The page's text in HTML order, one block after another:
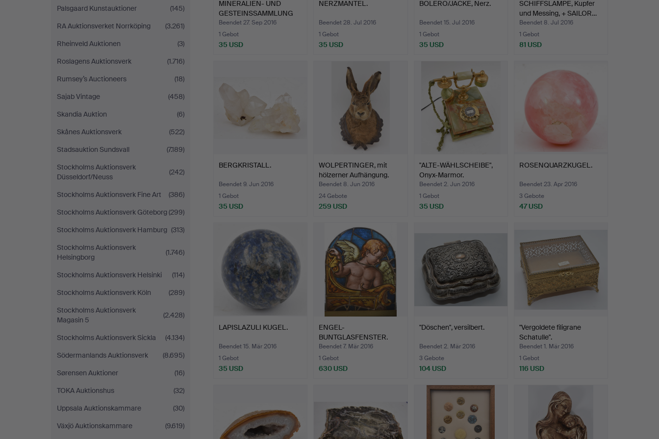
Palsgaard Kunstauktioner
(145)
RA Auktionsverket Norrköping
(3.261)
Rheinveld Auktionen
(3)
Roslagens Auktionsverk
(1.716)
Rumsey’s Auctioneers
(18)
Sajab Vintage
(458)
Skandia Auktion
(6)
Skånes Auktionsverk
(522)
Stadsauktion Sundsvall
(7.189)
Stockholms Auktionsverk
Düsseldorf/Neuss
(242)
Stockholms Auktionsverk Fine Art
(386)
Stockholms Auktionsverk Göteborg(299)
Stockholms Auktionsverk Hamburg (313)
Stockholms Auktionsverk
Helsingborg
(1.746)
Stockholms Auktionsverk Helsinki
(114)
Stockholms Auktionsverk Köln
(289)
Stockholms Auktionsverk
Magasin 5
(2.428)
Stockholms Auktionsverk Sickla
(4.134)
Södermanlands Auktionsverk
(8.695)
Sørensen Auktioner
(16)
TOKA Auktionshus
(32)
Uppsala Auktionskammare
(30)
Växjö Auktionskammare
(9.619)
MINERALIEN- UND
GESTEINSSAMMLUNG
AUF SCHAU…
Beendet 27. Sep 2016
1 Gebot
35 USD
NERZMANTEL.
Beendet 28. Jul 2016
1 Gebot
35 USD
BOLERO/JACKE, Nerz.
Beendet 15. Jul 2016
1 Gebot
35 USD
SCHIFFSLAMPE, Kupfer
und Messing, + SAILOR…
Beendet 8. Jul 2016
1 Gebot
81 USD
BERGKRISTALL.
Beendet 9. Jun 2016
1 Gebot
35 USD
WOLPERTINGER, mit
hölzerner Aufhängung.
Beendet 8. Jun 2016
24 Gebote
259 USD
"ALTE-WÄHLSCHEIBE",
Onyx-Marmor.
Beendet 2. Jun 2016
1 Gebot
35 USD
ROSENQUARZKUGEL.
Beendet 23. Apr 2016
3 Gebote
47 USD
LAPISLAZULI KUGEL.
Beendet 15. Mär 2016
1 Gebot
35 USD
ENGEL-
BUNTGLASFENSTER.
Beendet 7. Mär 2016
1 Gebot
630 USD
"Döschen", versilbert.
Beendet 2. Mär 2016
3 Gebote
104 USD
"Vergoldete filigrane
Schatulle".
Beendet 1. Mär 2016
1 Gebot
116 USD